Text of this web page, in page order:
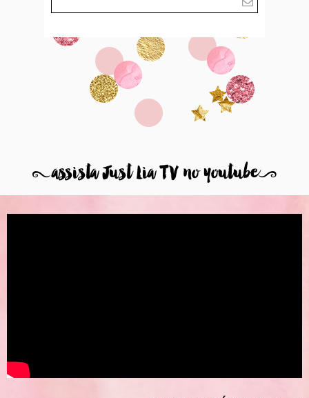
8assista Just Lia TV no youtube9